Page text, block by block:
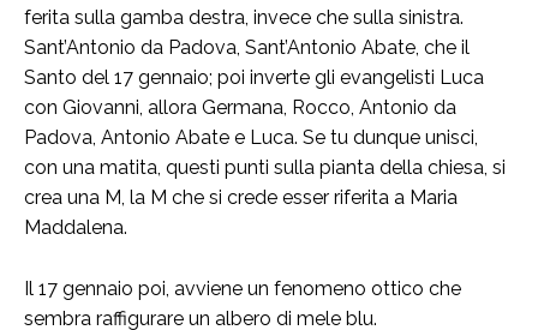
ferita sulla gamba destra, invece che sulla sinistra.
Sant’Antonio da Padova, Sant’Antonio Abate, che il
Santo del 17 gennaio; poi inverte gli evangelisti Luca
con Giovanni, allora Germana, Rocco, Antonio da
Padova, Antonio Abate e Luca. Se tu dunque unisci,
con una matita, questi punti sulla pianta della chiesa, si
crea una M, la M che si crede esser riferita a Maria
Maddalena.
Il 17 gennaio poi, avviene un fenomeno ottico che
sembra raffigurare un albero di mele blu.